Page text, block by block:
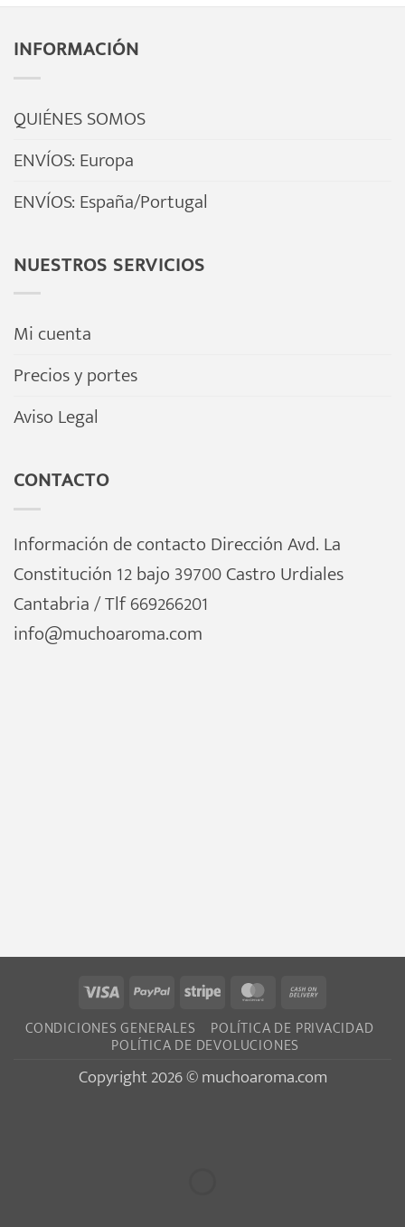
INFORMACIÓN
QUIÉNES SOMOS
ENVÍOS: Europa
ENVÍOS: España/Portugal
NUESTROS SERVICIOS
Mi cuenta
Precios y portes
Aviso Legal
CONTACTO
Información de contacto Dirección Avd. La
Constitución 12 bajo 39700 Castro Urdiales
Cantabria / Tlf 669266201
info@muchoaroma.com
Visa PayPalStripe MasterCard
On
CONDICIONES GENERALES POLÍTICA DE PRIVACIDAD
POLÍTICA DE DEVOLUCIONES
Copyright 2026 © muchoaroma.com